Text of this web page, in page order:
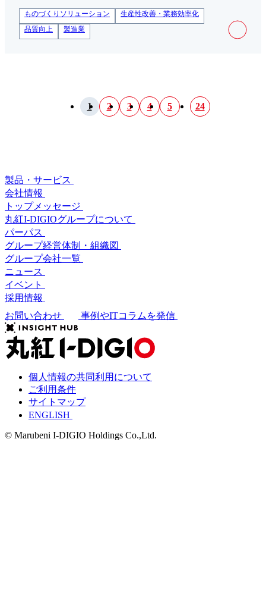
ものづくりソリューション
生産性改善・業務効率化
品質向上
製造業
1 2 3 4 5 24
製品・サービス
会社情報
トップメッセージ
丸紅I-DIGIOグループについて
パーパス
グループ経営体制・組織図
グループ会社一覧
ニュース
イベント
採用情報
お問い合わせ
事例やITコラムを発信
個人情報の共同利用について
ご利用条件
サイトマップ
ENGLISH
© Marubeni I-DIGIO Holdings Co.,Ltd.